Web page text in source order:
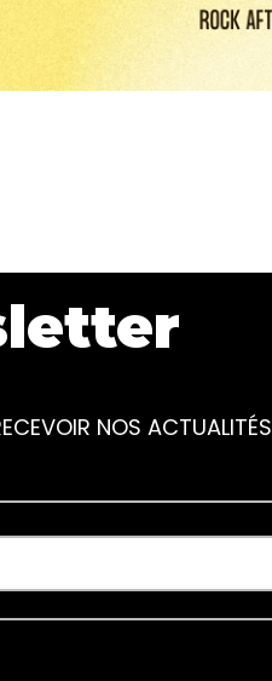
NOS ACTUALITÉS